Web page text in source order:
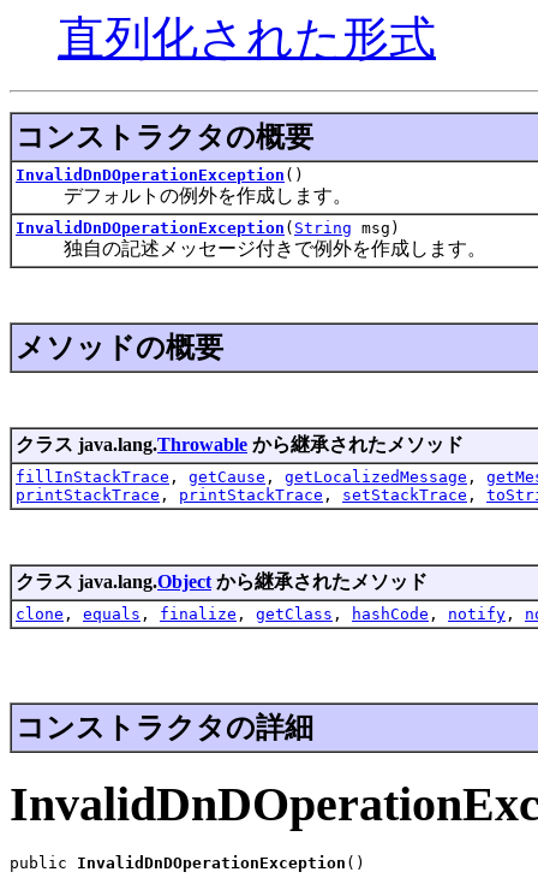
直列化された形式
コンストラクタの概要
InvalidDnDOperationException ()
デフォルトの例外を作成します。
InvalidDnDOperationException ( String msg)
独自の記述メッセージ付きで例外を作成します。
メソッドの概要
クラス java.lang.Throwable から継承されたメソッド
fillInStackTrace , getCause , getLocalizedMessage ,
printStackTrace , printStackTrace , setStackTrace ,
クラス java.lang.Object から継承されたメソッド
clone , equals , finalize , getClass , hashCode , notify ,
コンストラクタの詳細
public InvalidDnDOperationException ()